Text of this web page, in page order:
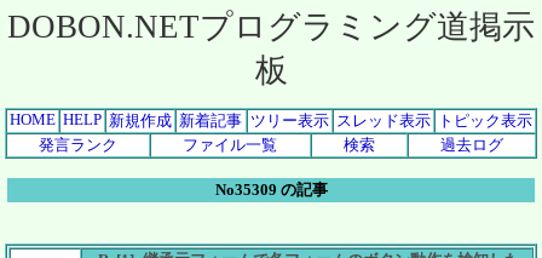
DOBON.NETプログラミング道掲示
板
HOME HELP 新規作成 新着記事 ツリー表示 スレッド表示
トピック表示
発言ランク
ファイル一覧 検索 過去ログ
No35309 の記事